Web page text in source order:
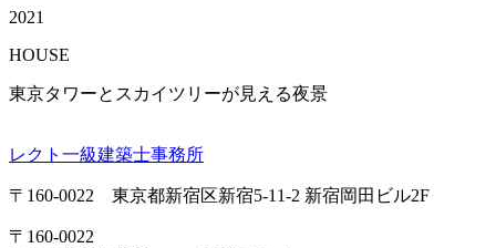
2021
HOUSE
東京タワーとスカイツリーが見える夜景
レクト一級建築士事務所
〒160-0022 東京都新宿区新宿5-11-2 新宿岡田ビル2F
〒160-0022